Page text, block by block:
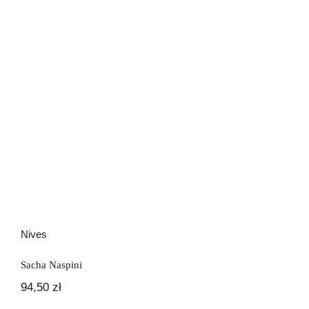
Nives
Sacha Naspini
94,50 zł